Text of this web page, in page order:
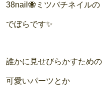
38nail🐝ミツバチネイルの
でぼらです✨
誰かに見せびらかすための
可愛いパーツとか